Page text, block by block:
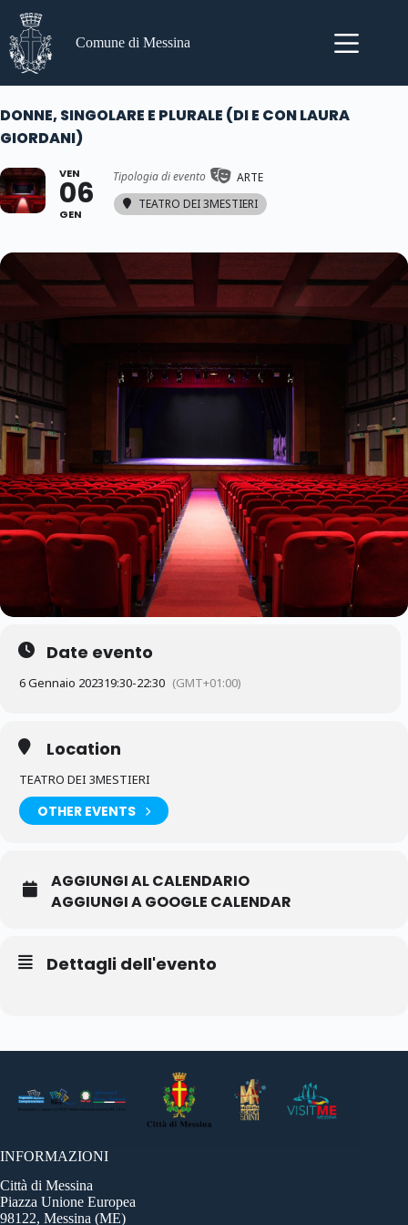
contenuto
Comune di Messina
DONNE, SINGOLARE E PLURALE (DI E CON LAURA
GIORDANI)
VEN
06
GEN
Tipologia di evento
ARTE
TEATRO DEI 3MESTIERI
Date evento
6 Gennaio 202319:30-22:30 (GMT+01:00)
Location
TEATRO DEI 3MESTIERI
OTHER EVENTS
AGGIUNGI AL CALENDARIO
AGGIUNGI A GOOGLE CALENDAR
Dettagli dell'evento
INFORMAZIONI
Città di Messina
Piazza Unione Europea
98122, Messina (ME)